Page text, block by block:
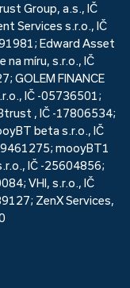
Group, a.s., IČ
Services s.r.o., IČ
Edward Asset
na míru, s.r.o., IČ
GOLEM FINANCE
IČ -05736501;
, IČ -17806534;
beta s.r.o., IČ
mooyBT1
IČ -25604856;
VHI, s.r.o., IČ
ZenX Services,